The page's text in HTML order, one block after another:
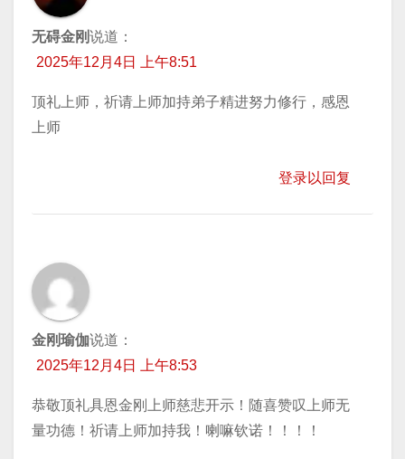
无碍金刚说道：
2025年12月4日 上午8:51
顶礼上师，祈请上师加持弟子精进努力修行，感恩
上师
登录以回复
金刚瑜伽说道：
2025年12月4日 上午8:53
恭敬顶礼具恩金刚上师慈悲开示！随喜赞叹上师无
量功德！祈请上师加持我！喇嘛钦诺！！！！